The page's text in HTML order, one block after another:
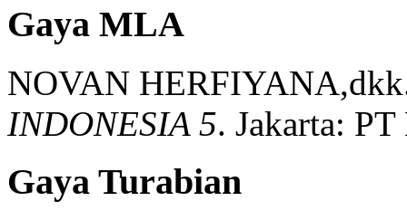
Gaya MLA
NOVAN
INDONESIA 5. Jakarta:
Gaya Turabian